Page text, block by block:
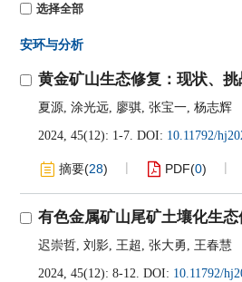
选择全部
安环与分析
黄金矿山生态修复：现状、挑
夏源, 涂光远, 廖骐, 张宝一, 杨志辉
2024, 45(12): 1-7. DOI: 10.11792/
摘要(28) PDF(0)
有色金属矿山尾矿土壤化生
迟崇哲, 刘影, 王超 , 张大勇, 王春慧
2024, 45(12): 8-12. DOI: 10.11792/